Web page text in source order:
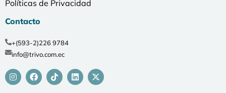
Políticas de Privacidad
Contacto
+(593-2)226 9784
info@trivo.com.ec